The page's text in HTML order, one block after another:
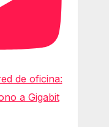
de oficina:
a Gigabit